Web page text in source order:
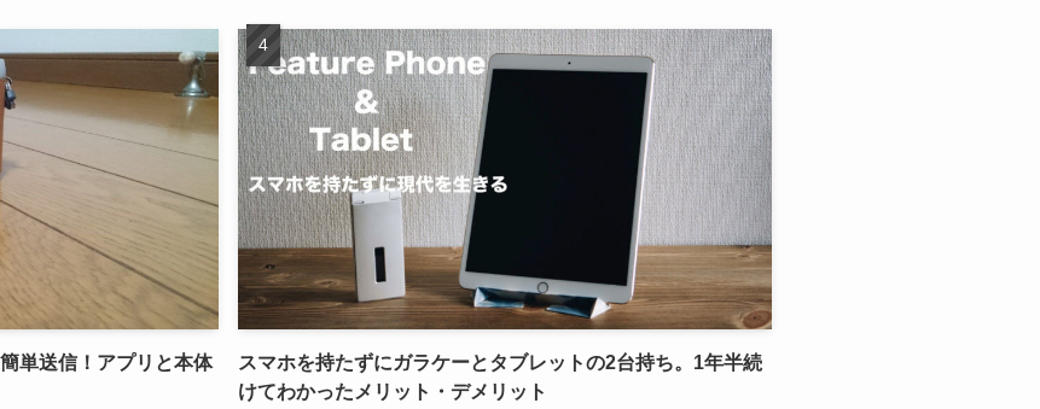
単送信！アプリと本体
スマホを持たずにガラケーとタブレットの2台持ち。1年半続
けてわかったメリット・デメリット